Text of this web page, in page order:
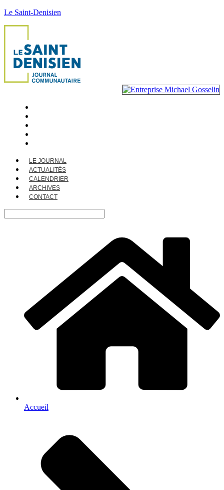
Le Saint-Denisien
LE JOURNAL
ACTUALITÉS
CALENDRIER
ARCHIVES
CONTACT
Accueil